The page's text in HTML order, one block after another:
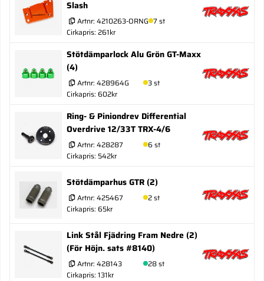
Slash
Artnr: 4210263-ORNG 7 st
Cirkapris: 261kr
Stötdämparlock Alu Grön GT-Maxx
(4)
Artnr: 428964G
3 st
Cirkapris: 602kr
Ring- & Piniondrev Differential
Overdrive 12/33T TRX-4/6
Artnr: 428287
6 st
Cirkapris: 542kr
Stötdämparhus GTR (2)
Artnr: 425467
2 st
Cirkapris: 65kr
Link Stål Fjädring Fram Nedre (2)
(För Höjn. sats #8140)
Artnr: 428143
28 st
Cirkapris: 131kr